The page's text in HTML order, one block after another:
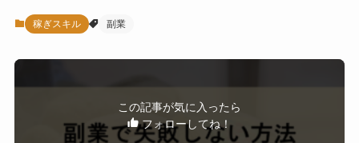
稼ぎスキル 副業
この記事が気に入ったら
フォローしてね！